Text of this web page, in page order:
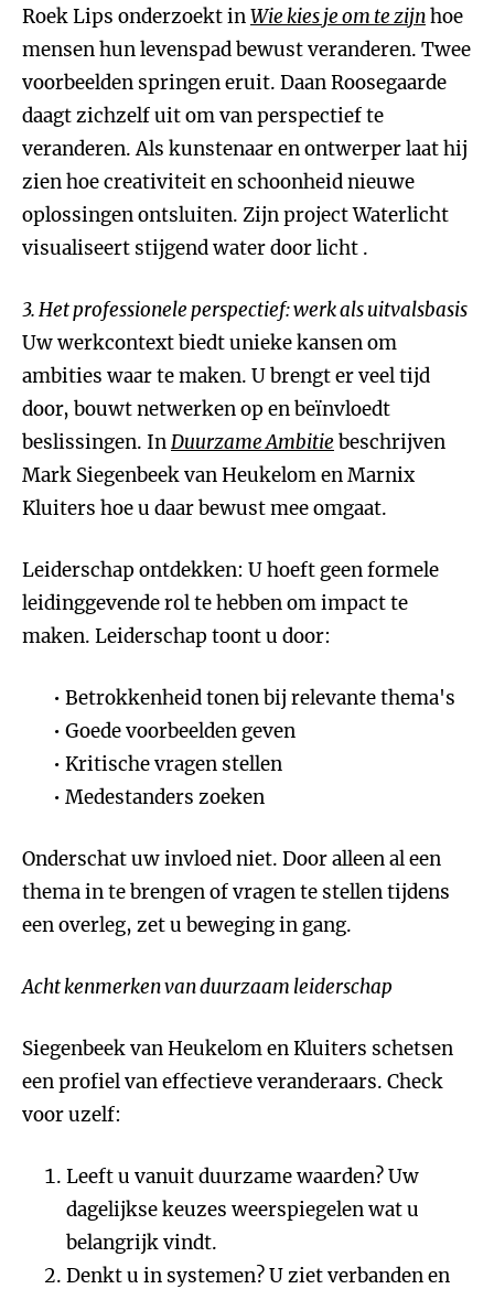
Roek Lips onderzoekt inWie kies je om te zijnhoe
mensen hun levenspad bewust veranderen. Twee
voorbeelden springen eruit. Daan Roosegaarde
daagt zichzelf uit om van perspectief te
veranderen. Als kunstenaar en ontwerper laat hij
zien hoe creativiteit en schoonheid nieuwe
oplossingen ontsluiten. Zijn project Waterlicht
visualiseert stijgend water door licht .
3. Het professionele perspectief: werk als uitvalsbasis
Uw werkcontext biedt unieke kansen om
ambities waar te maken. U brengt er veel tijd
door, bouwt netwerken op en beïnvloedt
beslissingen. InDuurzame Ambitie beschrijven
Mark Siegenbeek van Heukelom en Marnix
Kluiters hoe u daar bewust mee omgaat.
Leiderschap ontdekken: U hoeft geen formele
leidinggevende rol te hebben om impact te
maken. Leiderschap toont u door:
Betrokkenheid tonen bij relevante thema's
Goede voorbeelden geven
Kritische vragen stellen
Medestanders zoeken
Onderschat uw invloed niet. Door alleen al een
thema in te brengen of vragen te stellen tijdens
een overleg, zet u beweging in gang.
Acht kenmerken van duurzaam leiderschap
Siegenbeek van Heukelom en Kluiters schetsen
een profiel van effectieve veranderaars. Check
voor uzelf:
Leeft u vanuit duurzame waarden? Uw
dagelijkse keuzes weerspiegelen wat u
belangrijk vindt.
Denkt u in systemen? U ziet verbanden en